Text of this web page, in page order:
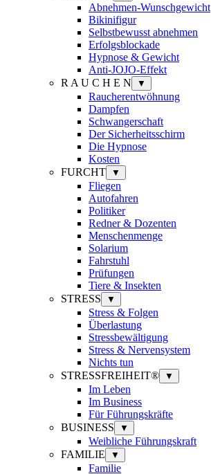
Abnehmen-Wunschgewicht
Bikinifigur
Selbstbewusst abnehmen
Erfolgsblockade
Hypnose & Gewicht
Anti-JOJO-Effekt
R A U C H E N
▼
Raucherentwöhnung
Dampfen
Schwangerschaft
Der Sicherheitsschirm
Die Hypnose
Kosten
FURCHT
▼
Fliegen
Autofahren
Politiker
Redner & Dozenten
Menschenmenge
Solarium
Fahrstuhl
Prüfungen
Tiere & Insekten
STRESS
▼
Stress & Folgen
Überlastung
Stressbewältigung
Stress & Nervensystem
Nichts tun
STRESSFREIHEIT®
▼
Im Leben
Im Business
Für Führungskräfte
BUSINESS
▼
Weibliche Führungskraft
FAMILIE
▼
Familie